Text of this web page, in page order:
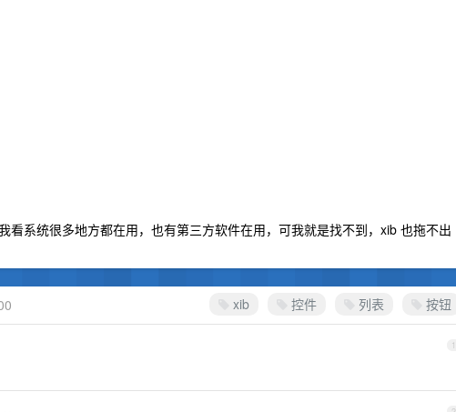
看系统很多地方都在用，也有第三方软件在用，可我就是找不到，xib 也拖不出
xib 控件 列表 按钮
1